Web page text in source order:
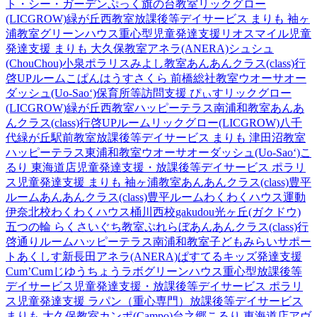
ト・シー・ガーデンぷっく旗の台教室 リックグロー
(LICGROW)緑が丘西教室放課後等デイサービス まりも 袖ヶ
浦教室グリーンハウス重心型児童発達支援 リオスマイル児童
発達支援 まりも 大久保教室アネラ(ANERA)シュシュ
(ChouChou)小泉ポラリスみよし教室あんあんクラス(class)行
啓UPルーム こぱんはうすさくら 前橋総社教室ウオーサオー
ダッシュ(Uo-Sao‘)保育所等訪問支援 ぴぃす リックグロー
(LICGROW)緑が丘西教室ハッピーテラス南浦和教室あんあ
んクラス(class)行啓UPルーム リックグロー(LICGROW)八千
代緑が丘駅前教室放課後等デイサービス まりも 津田沼教室
ハッピーテラス東浦和教室ウオーサオーダッシュ(Uo-Sao‘)こ
るり 東海道店児童発達支援・放課後等デイサービス ポラリ
ス 児童発達支援 まりも 袖ヶ浦教室あんあんクラス(class)豊平
ルームあんあんクラス(class)豊平ルームわくわくハウス運動
伊奈北校わくわくハウス桶川西校gakudou光ヶ丘(ガクドウ)
五つの輪 らくさいぐち教室ぷれらぼあんあんクラス(class)行
啓通りルームハッピーテラス南浦和教室子どもみらいサポー
トあくしす新長田 アネラ(ANERA)ぱすてるキッズ発達支援
Cum’Cumじゆうちょうラボグリーンハウス重心型放課後等
デイサービス 児童発達支援・放課後等デイサービス ポラリ
ス 児童発達支援 ラパン（重心専門） 放課後等デイサービス